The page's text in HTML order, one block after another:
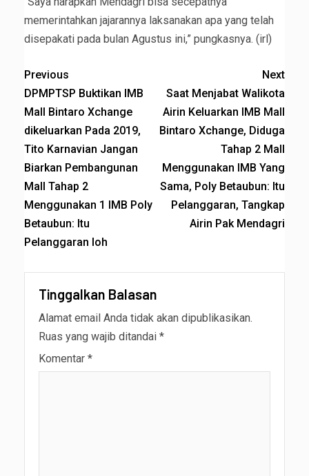
memerintahkan jajarannya laksanakan apa yang telah
disepakati pada bulan Agustus ini,” pungkasnya. (irl)
Previous
DPMPTSP Buktikan IMB
Mall Bintaro Xchange
dikeluarkan Pada 2019,
Tito Karnavian Jangan
Biarkan Pembangunan
Mall Tahap 2
Menggunakan 1 IMB Poly
Betaubun: Itu
Pelanggaran loh
Next
Saat Menjabat Walikota
Airin Keluarkan IMB Mall
Bintaro Xchange, Diduga
Tahap 2 Mall
Menggunakan IMB Yang
Sama, Poly Betaubun: Itu
Pelanggaran, Tangkap
Airin Pak Mendagri
Tinggalkan Balasan
Alamat email Anda tidak akan dipublikasikan.
Ruas yang wajib ditandai *
Komentar *